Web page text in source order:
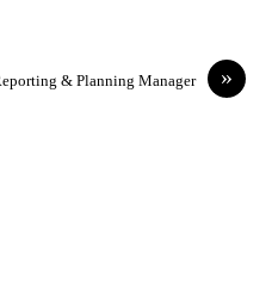
»
& Planning Manager